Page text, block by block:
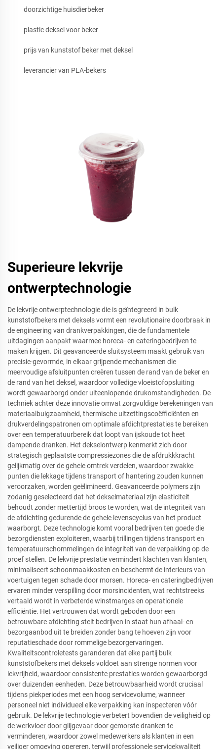
doorzichtige huisdierbeker
plastic deksel voor beker
prijs van kunststof beker met deksel
leverancier van PLA-bekers
Superieure lekvrije
ontwerptechnologie
De lekvrije ontwerptechnologie die is geïntegreerd in bulk
kunststofbekers met deksels vormt een revolutionaire doorbraak in
de engineering van drankverpakkingen, die de fundamentele
uitdagingen aanpakt waarmee horeca- en cateringbedrijven te
maken krijgen. Dit geavanceerde sluitsysteem maakt gebruik van
precisie-gevormde, in elkaar grijpende mechanismen die
meervoudige afsluitpunten creëren tussen de rand van de beker en
de rand van het deksel, waardoor volledige vloeistofopsluiting
wordt gewaarborgd onder uiteenlopende drukomstandigheden. De
techniek achter deze innovatie omvat zorgvuldige berekeningen van
materiaalbuigzaamheid, thermische uitzettingscoëfficiënten en
drukverdelingspatronen om optimale afdichtprestaties te bereiken
over een temperatuurbereik dat loopt van ijskoude tot heet
dampende dranken. Het dekselontwerp kenmerkt zich door
strategisch geplaatste compressiezones die de afdrukkkracht
gelijkmatig over de gehele omtrek verdelen, waardoor zwakke
punten die lekkage tijdens transport of hantering zouden kunnen
veroorzaken, worden geëlimineerd. Geavanceerde polymers zijn
zodanig geselecteerd dat het dekselmateriaal zijn elasticiteit
behoudt zonder mettertijd broos te worden, wat de integriteit van
de afdichting gedurende de gehele levenscyclus van het product
waarborgt. Deze technologie komt vooral bedrijven ten goede die
bezorgdiensten exploiteren, waarbij trillingen tijdens transport en
temperatuurschommelingen de integriteit van de verpakking op de
proef stellen. De lekvrije prestatie vermindert klachten van klanten,
minimaliseert schoonmaakkosten en beschermt de interieurs van
voertuigen tegen schade door morsen. Horeca- en cateringbedrijven
ervaren minder verspilling door morsincidenten, wat rechtstreeks
vertaald wordt in verbeterde winstmarges en operationele
efficiëntie. Het vertrouwen dat wordt geboden door een
betrouwbare afdichting stelt bedrijven in staat hun afhaal- en
bezorgaanbod uit te breiden zonder bang te hoeven zijn voor
reputatieschade door rommelige bezorgervaringen.
Kwaliteitscontroletests garanderen dat elke partij bulk
kunststofbekers met deksels voldoet aan strenge normen voor
lekvrijheid, waardoor consistente prestaties worden gewaarborgd
over duizenden eenheden. Deze betrouwbaarheid wordt cruciaal
tijdens piekperiodes met een hoog servicevolume, wanneer
personeel niet individueel elke verpakking kan inspecteren vóór
gebruik. De lekvrije technologie verbetert bovendien de veiligheid op
de werkvloer door glijgevaar door gemorste dranken te
verminderen, waardoor zowel medewerkers als klanten in een
veiliger omgeving opereren, terwijl professionele servicekwaliteit